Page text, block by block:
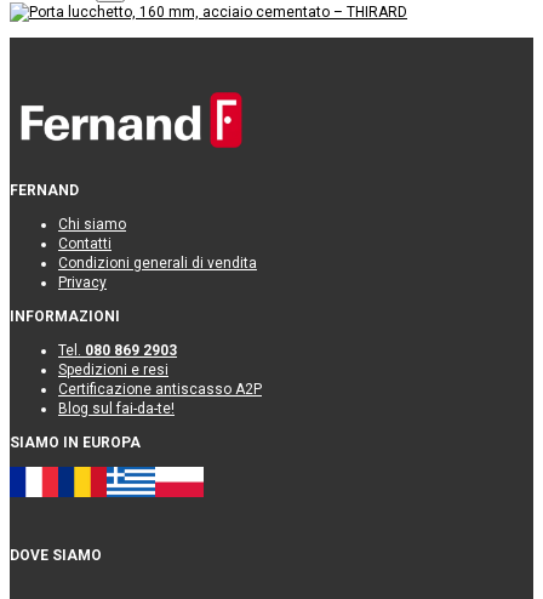
FERNAND
Chi siamo
Contatti
Condizioni generali di vendita
Privacy
INFORMAZIONI
Tel. 080 869 2903
Spedizioni e resi
Certificazione antiscasso A2P
Blog sul fai-da-te!
SIAMO IN EUROPA
DOVE SIAMO